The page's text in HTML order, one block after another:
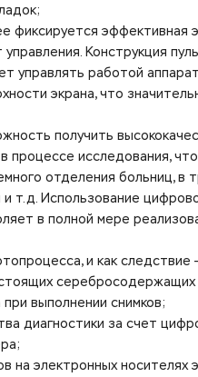
фиксируется эффективная
Конструкция
управлять работой
экрана, что
получить
процессе исследования,
отделения больниц, в
т.д. Использование
в полной мере
и как следствие
выполнении снимков;
диагностики за счет
на электронных носителях